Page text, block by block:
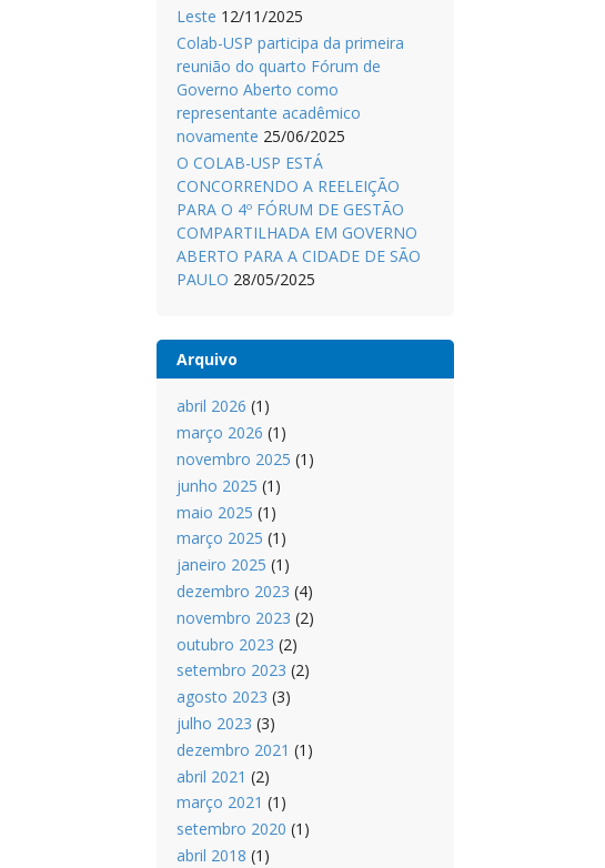
Leste 12/11/2025
Colab-USP participa da primeira
reunião do quarto Fórum de
Governo Aberto como
representante acadêmico
novamente 25/06/2025
O COLAB-USP ESTÁ
CONCORRENDO A REELEIÇÃO
PARA O 4º FÓRUM DE GESTÃO
COMPARTILHADA EM GOVERNO
ABERTO PARA A CIDADE DE SÃO
PAULO 28/05/2025
Arquivo
abril 2026 (1)
março 2026 (1)
novembro 2025 (1)
junho 2025 (1)
maio 2025 (1)
março 2025 (1)
janeiro 2025 (1)
dezembro 2023 (4)
novembro 2023 (2)
outubro 2023 (2)
setembro 2023 (2)
agosto 2023 (3)
julho 2023 (3)
dezembro 2021 (1)
abril 2021 (2)
março 2021 (1)
setembro 2020 (1)
abril 2018 (1)